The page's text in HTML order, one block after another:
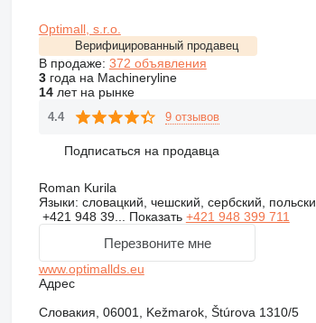
Optimall, s.r.o.
Верифицированный продавец
В продаже: 372 объявления
3года на Machineryline
14лет на рынке
4.4 9 отзывов
Подписаться на продавца
Roman Kurila
Языки: словацкий, чешский, сербский,
+421 948 39... Показать +421 948 399 711
Перезвоните мне
www.optimallds.eu
Адрес
Словакия, 06001, Kežmarok, Štúrova 1310/5